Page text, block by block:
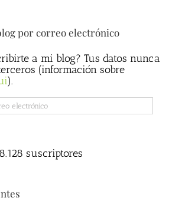
por correo electrónico
a mi blog? Tus datos nunca
(información sobre
).
suscriptores